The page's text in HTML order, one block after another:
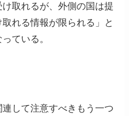
取れるが、外側の国は提
れる情報が限られる」と
ている。
して注意すべきもう一つ